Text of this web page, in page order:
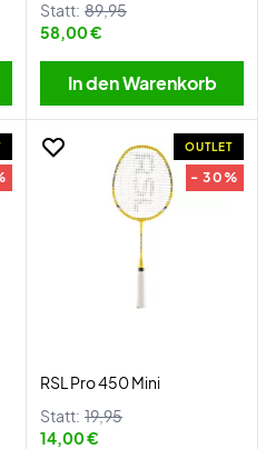
Statt: 89,95
58,00 €
In den Warenkorb
OUTLET
- 30%
RSL Pro 450 Mini
Statt: 19,95
14,00 €